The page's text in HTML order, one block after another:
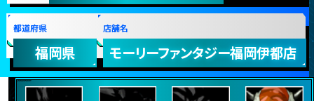
都道府県
福岡県
店舗名
モーリーファンタジー福岡伊都店